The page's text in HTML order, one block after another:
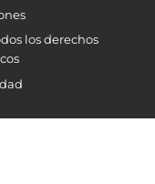
los derechos